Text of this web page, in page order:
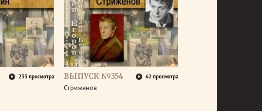
233 просмотра ВЫПУСК №354 62 просмотра
Стриженов